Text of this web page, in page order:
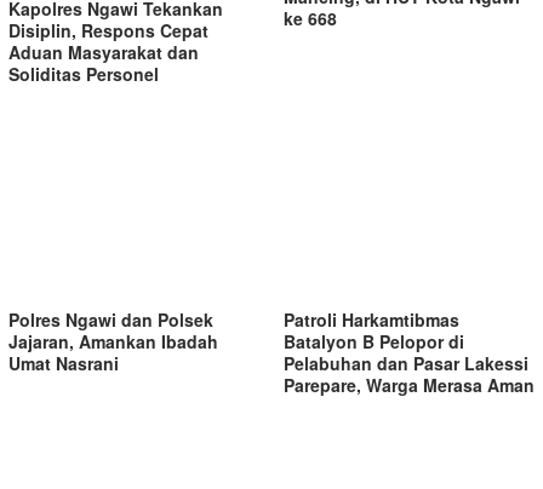
Kapolres Ngawi Tekankan
Disiplin, Respons Cepat
Aduan Masyarakat dan
Soliditas Personel
ke 668
Polres Ngawi dan Polsek
Jajaran, Amankan Ibadah
Umat Nasrani
Patroli Harkamtibmas
Batalyon B Pelopor di
Pelabuhan dan Pasar Lakessi
Parepare, Warga Merasa Aman